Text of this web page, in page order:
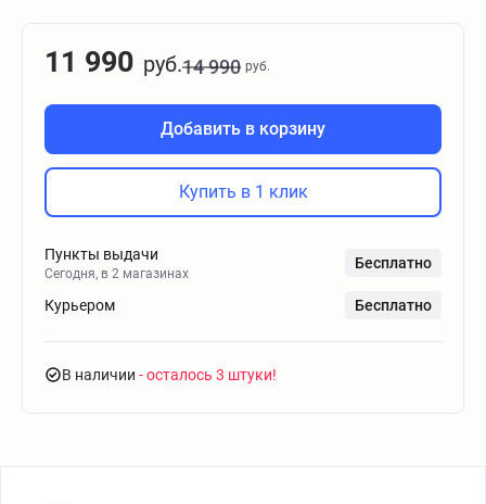
11 990 руб.14 990 руб.
Добавить в корзину
Купить в 1 клик
Пункты выдачи
Сегодня, в 2 магазинах
Бесплатно
Курьером Бесплатно
В наличии - осталось 3 штуки